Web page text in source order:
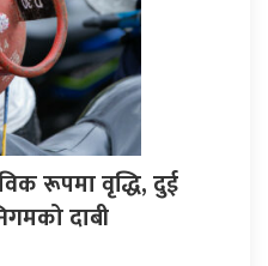
रूपमा वृद्धि, दुई
दाबी